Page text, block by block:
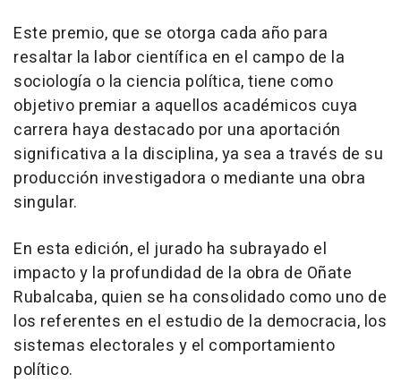
Este premio, que se otorga cada año para
resaltar la labor científica en el campo de la
sociología o la ciencia política, tiene como
objetivo premiar a aquellos académicos cuya
carrera haya destacado por una aportación
significativa a la disciplina, ya sea a través de su
producción investigadora o mediante una obra
singular.
En esta edición, el jurado ha subrayado el
impacto y la profundidad de la obra de Oñate
Rubalcaba, quien se ha consolidado como uno de
los referentes en el estudio de la democracia, los
sistemas electorales y el comportamiento
político.